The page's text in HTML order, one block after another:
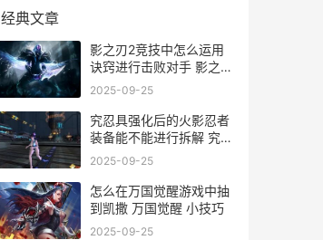
经典文章
影之刃2竞技中怎么运用
诀窍进行击败对手 影之刃
2搭配
2025-09-25
究忍具强化后的火影忍者
装备能不能进行拆解 究忍
具合成还是进阶
2025-09-25
怎么在万国觉醒游戏中抽
到凯撒 万国觉醒 小技巧
2025-09-25